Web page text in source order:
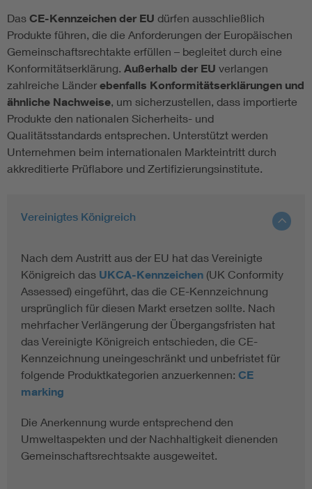
Das CE-Kennzeichen der EU dürfen ausschließlich
Produkte führen, die die Anforderungen der Europäischen
Gemeinschaftsrechtakte erfüllen – begleitet durch eine
Konformitätserklärung. Außerhalb der EU verlangen
zahlreiche Länderebenfalls Konformitätserklärungen und
ähnliche Nachweise, um sicherzustellen, dass importierte
Produkte den nationalen Sicherheits- und
Qualitätsstandards entsprechen. Unterstützt werden
Unternehmen beim internationalen Markteintritt durch
akkreditierte Prüflabore und Zertifizierungsinstitute.
Vereinigtes Königreich
Nach dem Austritt aus der EU hat das Vereinigte
Königreich das UKCA-Kennzeichen (UK Conformity
Assessed) eingeführt, das die CE-Kennzeichnung
ursprünglich für diesen Markt ersetzen sollte. Nach
mehrfacher Verlängerung der Übergangsfristen hat
das Vereinigte Königreich entschieden, die CE-
Kennzeichnung uneingeschränkt und unbefristet für
folgende Produktkategorien anzuerkennen: CE
marking
Die Anerkennung wurde entsprechend den
Umweltaspekten und der Nachhaltigkeit dienenden
Gemeinschaftsrechtsakte ausgeweitet.